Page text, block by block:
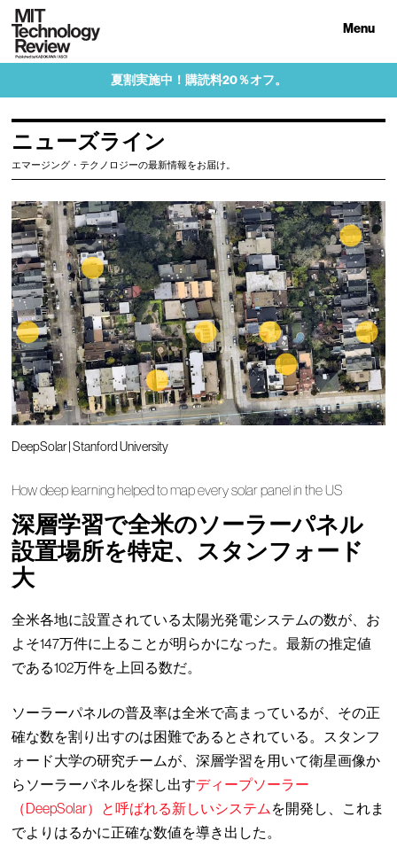
Menu
夏割実施中！購読料20％オフ。
ニューズライン
エマージング・テクノロジーの最新情報をお届け。
DeepSolar | Stanford University
How deep learning helped to map every solar panel in the US
深層学習で全米のソーラーパネル
設置場所を特定、スタンフォード
大
全米各地に設置されている太陽光発電システムの数が、お
よそ147万件に上ることが明らかになった。最新の推定値
である102万件を上回る数だ。
ソーラーパネルの普及率は全米で高まっているが、その正
確な数を割り出すのは困難であるとされている。スタンフ
ォード大学の研究チームが、深層学習を用いて衛星画像か
らソーラーパネルを探し出すディープソーラー
（DeepSolar）と呼ばれる新しいシステム を開発し、これま
でよりはるかに正確な数値を導き出した。